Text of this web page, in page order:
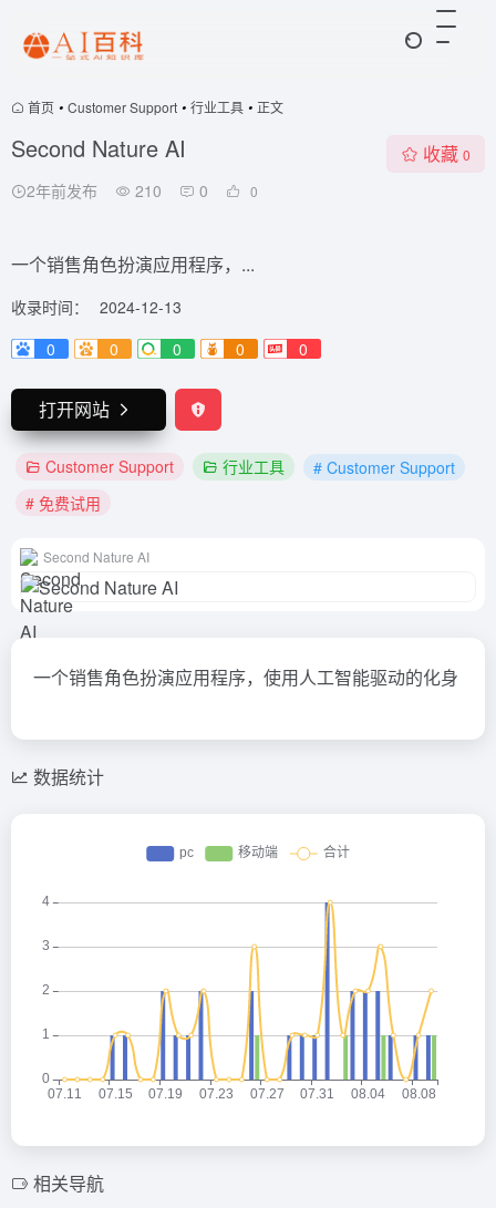
首页 • Customer Support • 行业工具 • 正文
Second Nature AI
2年前发布 210 0 0
收藏 0
一个销售角色扮演应用程序，...
收录时间：
2024-12-13
0
0 0 0 0
打开网站
Customer Support 行业工具
# Customer Support
# 免费试用
Second Nature AI
一个销售角色扮演应用程序，使用人工智能驱动的化身
数据统计
相关导航